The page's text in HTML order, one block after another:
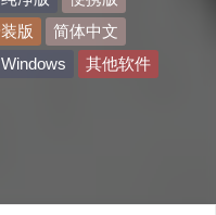
版
简体中文
Windows 其他软件